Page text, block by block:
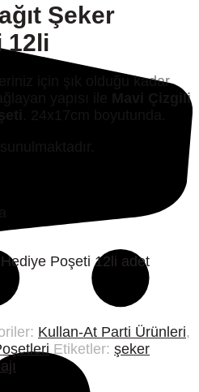
Şeker
12li
için şık olduğu kadar
yapısı ile
Mavi Çizgili
Poşeti 12li adet
Kullan-At Parti Ürünleri,
Etiketler: şeker